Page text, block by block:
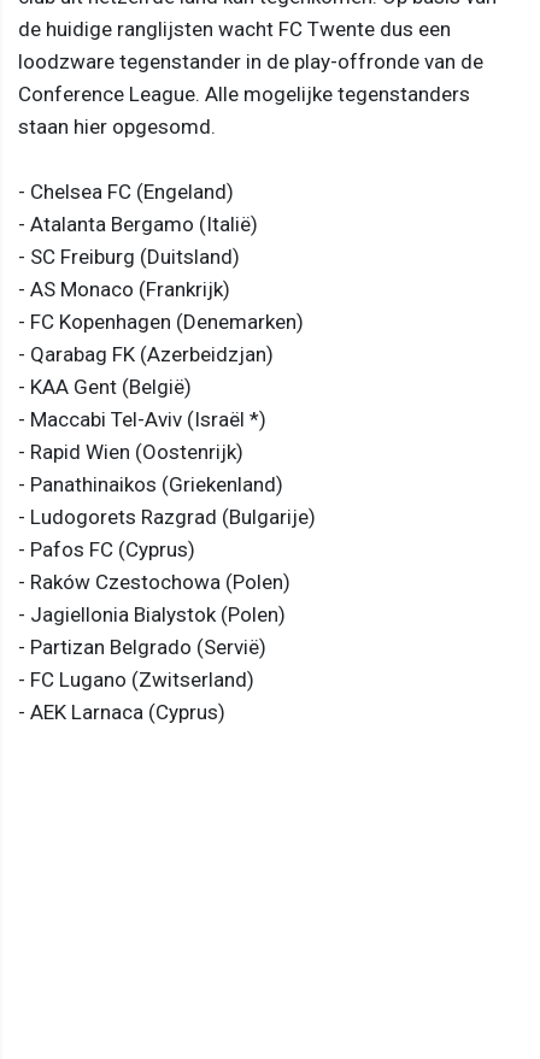
de huidige ranglijsten wacht FC Twente dus een
loodzware tegenstander in de play-offronde van de
Conference League. Alle mogelijke tegenstanders
staan hier opgesomd.
- Chelsea FC (Engeland)
- Atalanta Bergamo (Italië)
- SC Freiburg (Duitsland)
- AS Monaco (Frankrijk)
- FC Kopenhagen (Denemarken)
- Qarabag FK (Azerbeidzjan)
- KAA Gent (België)
- Maccabi Tel-Aviv (Israël *)
- Rapid Wien (Oostenrijk)
- Panathinaikos (Griekenland)
- Ludogorets Razgrad (Bulgarije)
- Pafos FC (Cyprus)
- Raków Czestochowa (Polen)
- Jagiellonia Bialystok (Polen)
- Partizan Belgrado (Servië)
- FC Lugano (Zwitserland)
- AEK Larnaca (Cyprus)